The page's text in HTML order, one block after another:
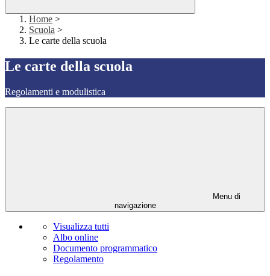
Home >
Scuola >
Le carte della scuola
Le carte della scuola
Regolamenti e modulistica
Menu di
navigazione
Visualizza tutti
Albo online
Documento programmatico
Regolamento